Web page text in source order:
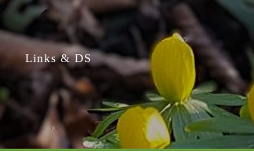
Links & DS